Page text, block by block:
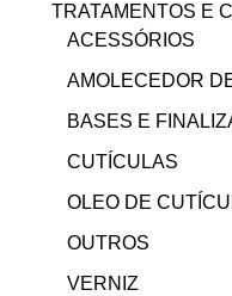
TRATAMENTOS E
ACESSÓRIOS
AMOLECEDOR
BASES E
CUTÍCULAS
OLEO DE
OUTROS
VERNIZ